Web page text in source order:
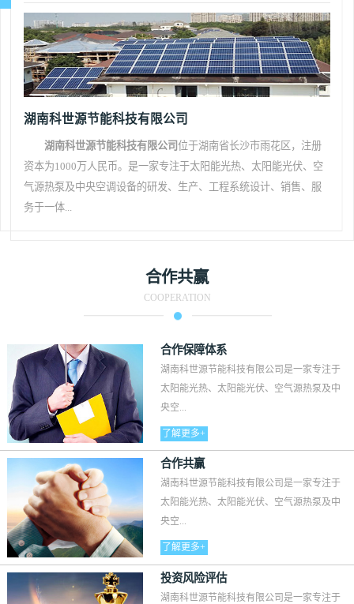
湖南科世源节能科技有限公司
湖南科世源节能科技有限公司 位于湖南省长沙市雨花区，注册
资本为1000万人民币。是一家专注于太阳能光热、太阳能光伏、空
气源热泵及中央空调设备的研发、生产、工程系统设计、销售、服
务于一体...
合作共赢
COOPERATION
合作保障体系
湖南科世源节能科技有限公司是一家专注于
太阳能光热、太阳能光伏、空气源热泵及中
央空...
了解更多+
合作共赢
湖南科世源节能科技有限公司是一家专注于
太阳能光热、太阳能光伏、空气源热泵及中
央空...
了解更多+
投资风险评估
湖南科世源节能科技有限公司是一家专注于